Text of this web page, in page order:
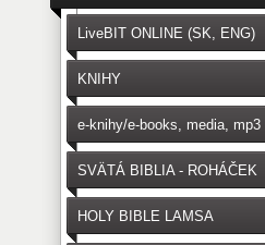
LiveBIT ONLINE (SK, ENG)
KNIHY
e-knihy/e-books, media, mp3
SVÄTÁ BIBLIA - ROHÁČEK
(SK)
HOLY BIBLE LAMSA